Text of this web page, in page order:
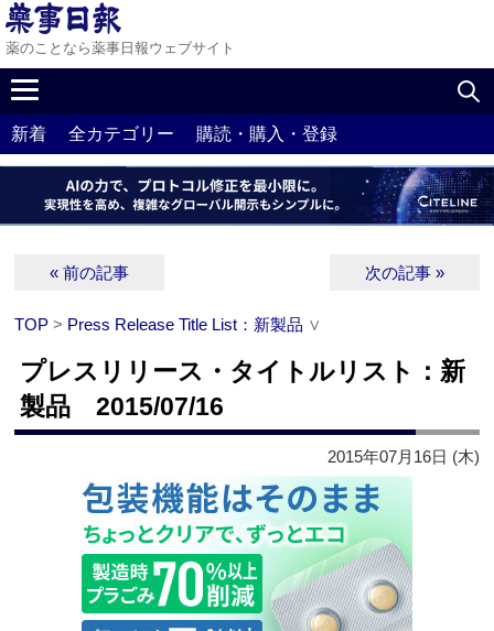
薬のことなら薬事日報ウェブサイト
新着 全カテゴリー 購読・購入・登録
« 前の記事 次の記事 »
TOP > Press Release Title List：新製品 ∨
プレスリリース・タイトルリスト：新
製品 2015/07/16
2015年07月16日 (木)